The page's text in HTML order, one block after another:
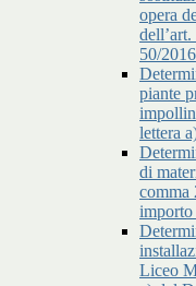
opera
50/2016
piante
lettera
di
comma
importo
Liceo